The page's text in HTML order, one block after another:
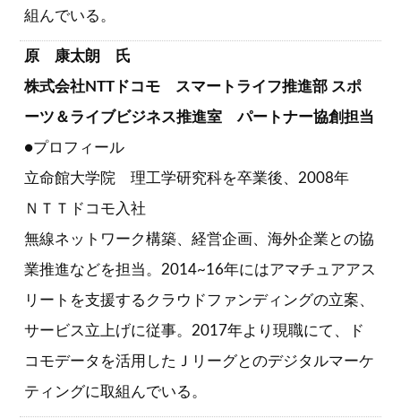
組んでいる。
原 康太朗 氏
株式会社NTTドコモ スマートライフ推進部 スポ
ーツ＆ライブビジネス推進室 パートナー協創担当
●プロフィール
立命館大学院 理工学研究科を卒業後、2008年
ＮＴＴドコモ入社
無線ネットワーク構築、経営企画、海外企業との協
業推進などを担当。2014~16年にはアマチュアアス
リートを支援するクラウドファンディングの立案、
サービス立上げに従事。2017年より現職にて、ド
コモデータを活用したＪリーグとのデジタルマーケ
ティングに取組んでいる。